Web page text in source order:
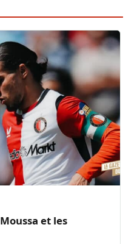
et les